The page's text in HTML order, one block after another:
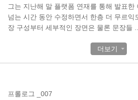
그는 지난해 말 플랫폼 연재를 통해 발표한
넘는 시간 동안 수정하면서 한층 더 무르익
장 구성부터 세부적인 장면은 물론 문장들
더보기
프롤로그 _007